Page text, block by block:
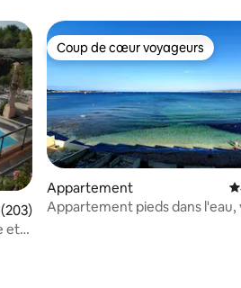
: 4,94 sur 5
moyenne sur la base de 203
et
Coup de cœur voyageurs
Coup de cœur voyageurs
Appartement
Appartement pieds dans l'eau,